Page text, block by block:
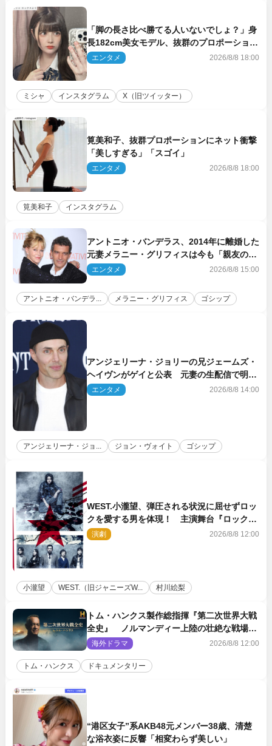
「脚の長さ比べ勝てる人いないでしょ？」身
長182cm美女モデル、抜群のプロポーション
にネット衝撃
エンタメ 2026/8/8 18:00
ミシャ インスタグラム X（旧ツイッター）
筧美和子、抜群プロポーションにネット衝撃
「美しすぎる」「スゴイ」
エンタメ 2026/8/8 18:00
筧美和子 インスタグラム
アントニオ・バンデラス、2014年に離婚した
元妻メラニー・グリフィスは今も「親友の一
人」
エンタメ 2026/8/8 15:00
アントニオ・バンデラ... メラニー・グリフィス ゴシップ
アンジェリーナ・ジョリーの兄ジェームズ・
ヘイヴンがゲイと公表 元妻の生配信で明ら
かに
エンタメ 2026/8/8 14:00
アンジェリーナ・ジョ... ジョン・ヴォイト ゴシップ
WEST.小瀧望、弾圧される状況に屈せずロッ
クを愛する男を体現！ 主演舞台『ロックン
ロール』ビジュアル解禁
演劇 2026/8/8 12:00
小瀧望 WEST.（旧ジャニーズW... 村川絵梨
トム・ハンクス製作総指揮『第二次世界大戦
全史』 ノルマンディー上陸の壮絶な戦場を
収めた特別映像解禁
海外ドラマ 2026/8/8 12:00
トム・ハンクス ドキュメンタリー
“港区女子”系AKB48元メンバー38歳、清楚
な浴衣姿に反響「相変わらず美しい」